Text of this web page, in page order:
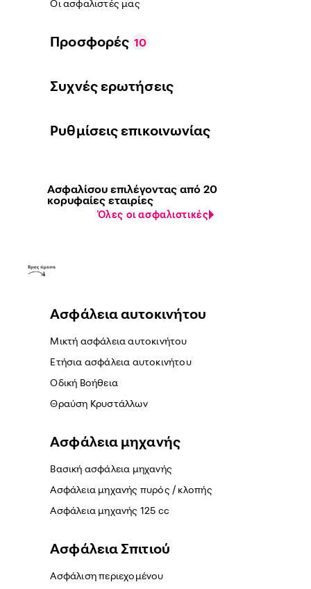
Οι ασφαλιστές μας
Προσφορές 10
Συχνές ερωτήσεις
Ρυθμίσεις επικοινωνίας
Ασφαλίσου επιλέγοντας από 20
κορυφαίες εταιρίες
Όλες οι ασφαλιστικές
Ασφάλεια αυτοκινήτου
Μικτή ασφάλεια αυτοκινήτου
Ετήσια ασφάλεια αυτοκινήτου
Οδική Βοήθεια
Θραύση Κρυστάλλων
Ασφάλεια μηχανής
Βασική ασφάλεια μηχανής
Ασφάλεια μηχανής πυρός / κλοπής
Ασφάλεια μηχανής 125 cc
Ασφάλεια Σπιτιού
Ασφάλιση περιεχομένου